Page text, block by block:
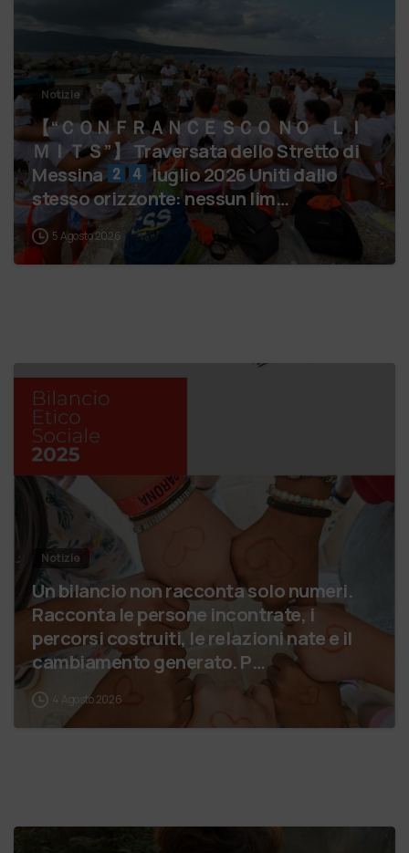
Notizie
【 “ＣＯＮＦＲＡＮＣＥＳＣＯ ＮＯ ＬＩ
ＭＩＴＳ”】 Traversata dello Stretto di
Messina
luglio 2026 Uniti dallo
stesso orizzonte: nessun lim…
5 Agosto 2026
Notizie
Un bilancio non racconta solo numeri.
Racconta le persone incontrate, i
percorsi costruiti, le relazioni nate e il
cambiamento generato. P…
4 Agosto 2026